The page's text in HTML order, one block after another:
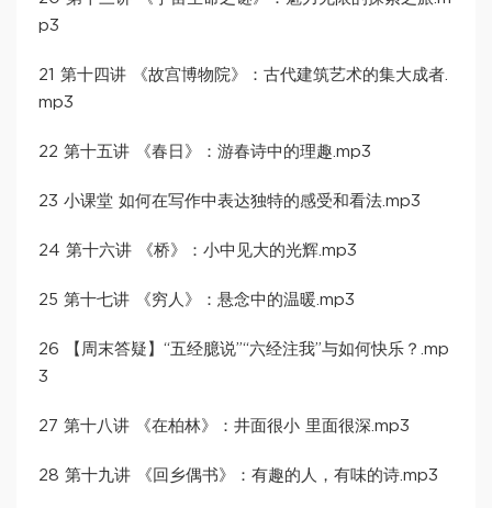
p3
21 第十四讲 《故宫博物院》：古代建筑艺术的集大成者.
mp3
22 第十五讲 《春日》：游春诗中的理趣.mp3
23 小课堂 如何在写作中表达独特的感受和看法.mp3
24 第十六讲 《桥》：小中见大的光辉.mp3
25 第十七讲 《穷人》：悬念中的温暖.mp3
26 【周末答疑】“五经臆说”“六经注我”与如何快乐？.mp
3
27 第十八讲 《在柏林》：井面很小 里面很深.mp3
28 第十九讲 《回乡偶书》：有趣的人，有味的诗.mp3